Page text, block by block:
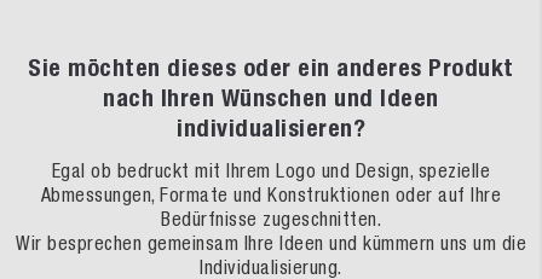
Sie möchten dieses oder ein anderes Produkt
nach Ihren Wünschen und Ideen
individualisieren?
Egal ob bedruckt mit Ihrem Logo und Design, spezielle
Abmessungen, Formate und Konstruktionen oder auf Ihre
Bedürfnisse zugeschnitten.
Wir besprechen gemeinsam Ihre Ideen und kümmern uns um die
Individualisierung.